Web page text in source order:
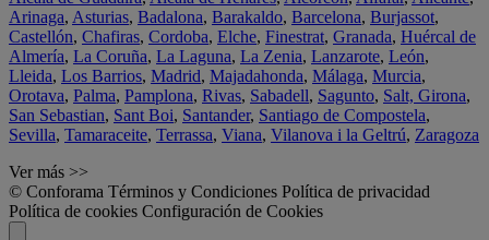
Arinaga, Asturias, Badalona, Barakaldo, Barcelona, Burjassot,
Castellón, Chafiras, Cordoba, Elche, Finestrat, Granada, Huércal de
Almería, La Coruña, La Laguna, La Zenia, Lanzarote, León,
Lleida, Los Barrios, Madrid, Majadahonda, Málaga, Murcia,
Orotava, Palma, Pamplona, Rivas, Sabadell, Sagunto, Salt, Girona,
San Sebastian, Sant Boi, Santander, Santiago de Compostela,
Sevilla, Tamaraceite, Terrassa, Viana, Vilanova i la Geltrú, Zaragoza
Ver más >>
© Conforama Términos y Condiciones Política de privacidad
Política de cookies Configuración de Cookies